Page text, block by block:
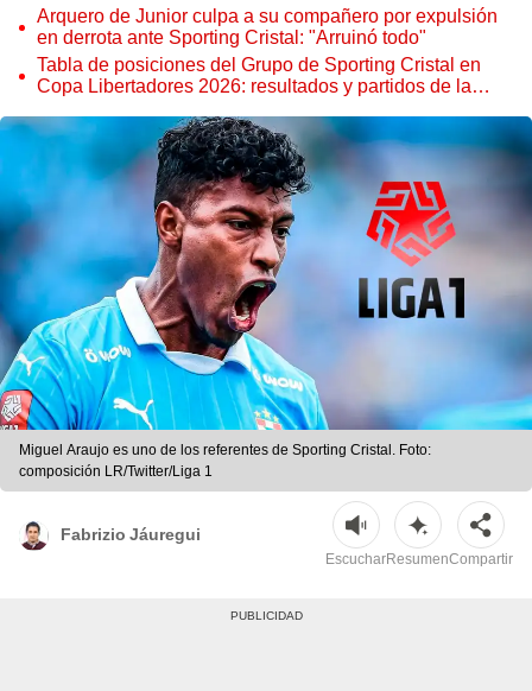
Arquero de Junior culpa a su compañero por expulsión
en derrota ante Sporting Cristal: "Arruinó todo"
Tabla de posiciones del Grupo de Sporting Cristal en
Copa Libertadores 2026: resultados y partidos de la
Miguel Araujo es uno de los referentes de Sporting Cristal. Foto:
composición LR/Twitter/Liga 1
Fabrizio Jáuregui
EscucharResumenCompartir